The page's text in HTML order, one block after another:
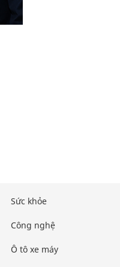
Sức khỏe
Công nghệ
Ô tô xe máy